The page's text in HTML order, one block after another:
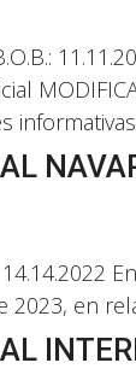
14.14.2022
2023, en